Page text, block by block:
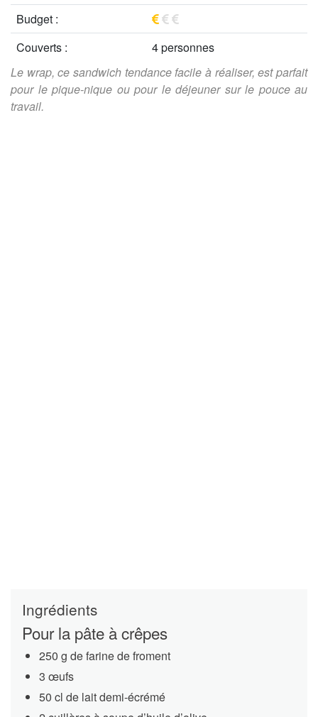
Budget :
Couverts :
4 personnes
Le wrap, ce sandwich tendance facile à réaliser, est parfait
pour le pique-nique ou pour le déjeuner sur le pouce au
travail.
Ingrédients
Pour la pâte à crêpes
250 g de farine de froment
3 œufs
50 cl de lait demi-écrémé